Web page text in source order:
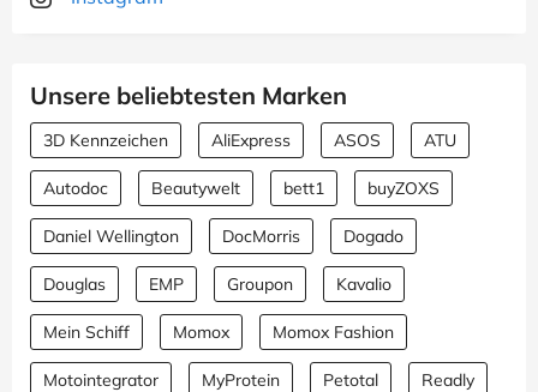
Unsere beliebtesten Marken
3D Kennzeichen AliExpress ASOS ATU
Autodoc Beautywelt bett1 buyZOXS
Daniel Wellington DocMorris Dogado
Douglas EMP Groupon Kavalio
Mein Schiff Momox Momox Fashion
Motointegrator MyProtein Petotal Readly